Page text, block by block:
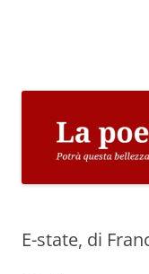
E-state, di